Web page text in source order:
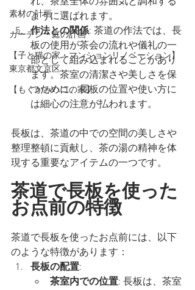
素材の計画
ガーデン・庭の計画
【子と猫の家・マンションリノベーション】
東京都文京区
【もくかみハコの家】
ように選ばれます。
作法との関係: 茶道の作法では、長
板の使用が茶会の流れや儀礼の一
部として組み込まれることがあり
ます。茶室の清潔さや美しさを保
つために、長板の位置や使い方に
は細心の注意が払われます。
長板は、茶道の中での空間の美しさや
整理整頓に貢献し、茶の湯の精神を体
現する重要なアイテムの一つです。
茶道で長板を使った
お点前の特徴
茶道で長板を使ったお点前には、以下
のような特徴があります：
長板の配置:
茶室内での位置: 長板は、茶室